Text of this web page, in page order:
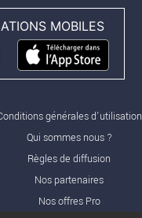
MOBILES
générales d'utilisation
Qui sommes nous ?
Règles de diffusion
Nos partenaires
Nos offres Pro